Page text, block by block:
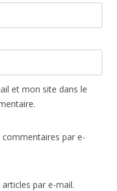
et mon site dans le
par e-
par e-mail.